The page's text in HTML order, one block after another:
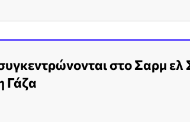
στο Σαρμ ελ
Γάζα